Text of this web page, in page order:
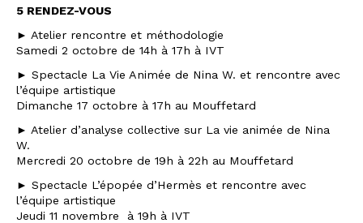
5 RENDEZ-VOUS
► Atelier rencontre et méthodologie
Samedi 2 octobre de 14h à 17h à IVT
► Spectacle La Vie Animée de Nina W. et rencontre avec
l’équipe artistique
Dimanche 17 octobre à 17h au Mouffetard
► Atelier d’analyse collective sur La vie animée de Nina
W.
Mercredi 20 octobre de 19h à 22h au Mouffetard
► Spectacle L’épopée d’Hermès et rencontre avec
l’équipe artistique
Jeudi 11 novembre à 19h à IVT